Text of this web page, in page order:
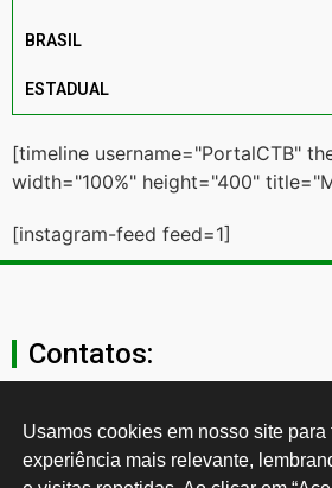
BRASIL
ESTADUAL
[timeline username="PortalCTB"
width="100%" height="400"
[instagram-feed feed=1]
Contatos:
11 3874-0040
Usamos cookies em nosso site para
experiência mais relevante,